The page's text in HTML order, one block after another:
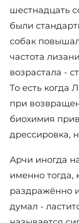
шестнадцать
были
собак
частота
возрастала -
То есть когда
при
биохимия
дрессировка,
Арчи иногда
именно тогда,
раздражённо
думал -